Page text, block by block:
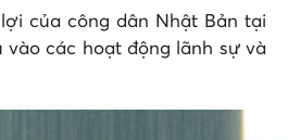
của công dân Nhật Bản tại
các hoạt động lãnh sự và